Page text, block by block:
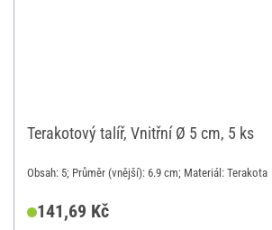
Terakotový talíř, Vnitřní Ø 5 cm, 5 ks
Obsah: 5; Průměr (vnější): 6.9 cm; Materiál: Terakota
141,69 Kč